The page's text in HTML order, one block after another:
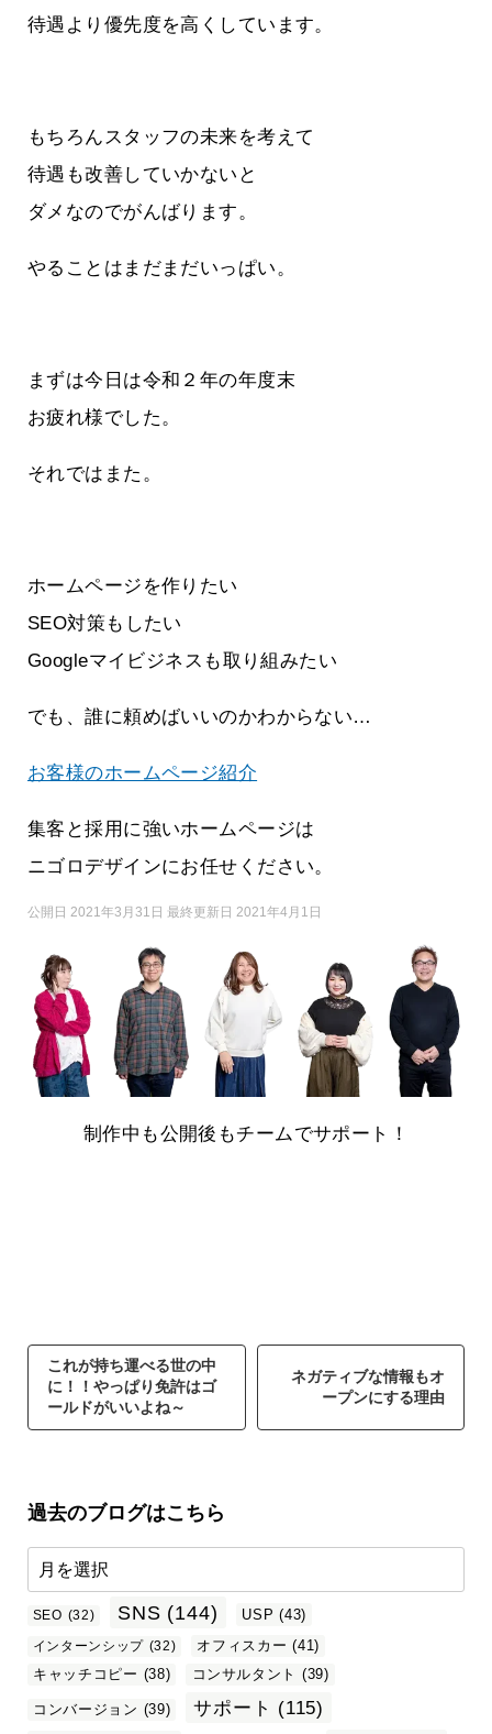
待遇より優先度を高くしています。
もちろんスタッフの未来を考えて
待遇も改善していかないと
ダメなのでがんばります。
やることはまだまだいっぱい。
まずは今日は令和２年の年度末
お疲れ様でした。
それではまた。
ホームページを作りたい
SEO対策もしたい
Googleマイビジネスも取り組みたい
でも、誰に頼めばいいのかわからない…
お客様のホームページ紹介
集客と採用に強いホームページは
ニゴロデザインにお任せください。
公開日 2021年3月31日 最終更新日 2021年4月1日
制作中も公開後もチームでサポート！
これが持ち運べる世の中
に！！やっぱり免許はゴ
ールドがいいよね～
ネガティブな情報もオ
ープンにする理由
過去のブログはこちら
SEO (32) SNS (144) USP (43)
インターンシップ (32) オフィスカー (41)
キャッチコピー (38) コンサルタント (39)
コンバージョン (39) サポート (115)